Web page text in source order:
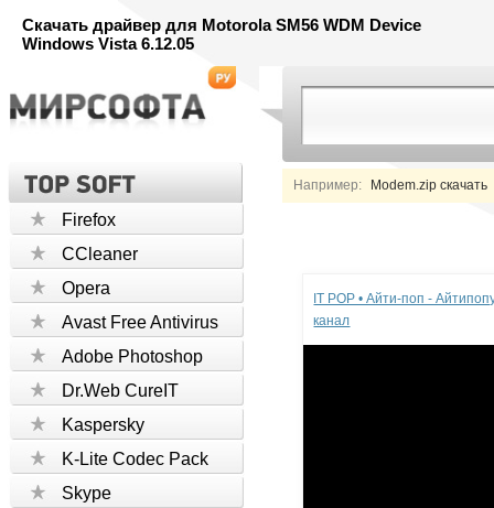
Скачать драйвер для Motorola SM56 WDM Device
Windows Vista 6.12.05
Например: Modem.zip скачать
Firefox
CCleaner
Opera
Avast Free Antivirus
Adobe Photoshop
Dr.Web CureIT
Kaspersky
K-Lite Codec Pack
Skype
IT POP • Айти-поп -
канал